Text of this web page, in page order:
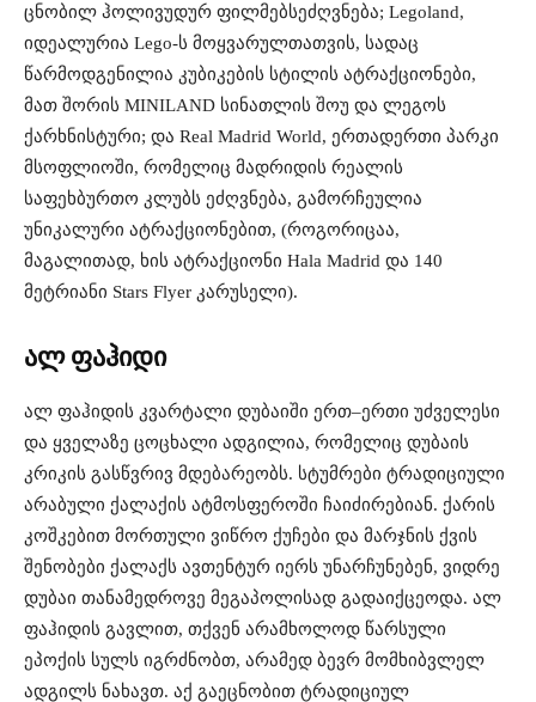
ცნობილ ჰოლივუდურ ფილმებსეძღვნება; Legoland,
იდეალურია Lego-ს მოყვარულთათვის, სადაც
წარმოდგენილია კუბიკების სტილის ატრაქციონები,
მათ შორის MINILAND სინათლის შოუ და ლეგოს
ქარხნისტური; და Real Madrid World, ერთადერთი პარკი
მსოფლიოში, რომელიც მადრიდის რეალის
საფეხბურთო კლუბს ეძღვნება, გამორჩეულია
უნიკალური ატრაქციონებით, (როგორიცაა,
მაგალითად, ხის ატრაქციონი Hala Madrid და 140
მეტრიანი Stars Flyer კარუსელი).
ალ ფაჰიდი
ალ ფაჰიდის კვარტალი დუბაიში ერთ–ერთი უძველესი
და ყველაზე ცოცხალი ადგილია, რომელიც დუბაის
კრიკის გასწვრივ მდებარეობს. სტუმრები ტრადიციული
არაბული ქალაქის ატმოსფეროში ჩაიძირებიან. ქარის
კოშკებით მორთული ვიწრო ქუჩები და მარჯნის ქვის
შენობები ქალაქს ავთენტურ იერს უნარჩუნებენ, ვიდრე
დუბაი თანამედროვე მეგაპოლისად გადაიქცეოდა. ალ
ფაჰიდის გავლით, თქვენ არამხოლოდ წარსული
ეპოქის სულს იგრძნობთ, არამედ ბევრ მომხიბვლელ
ადგილს ნახავთ. აქ გაეცნობით ტრადიციულ